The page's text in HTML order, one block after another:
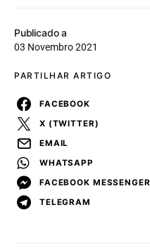
Publicado a
03 Novembro 2021
PARTILHAR ARTIGO
FACEBOOK
X (TWITTER)
EMAIL
WHATSAPP
FACEBOOK MESSENGER
TELEGRAM